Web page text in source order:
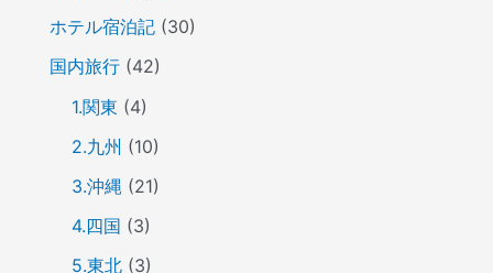
ホテル宿泊記(30)
国内旅行(42)
1.関東 (4)
2.九州 (10)
3.沖縄(21)
4.四国 (3)
5.東北(3)